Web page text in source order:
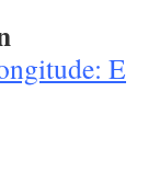
E